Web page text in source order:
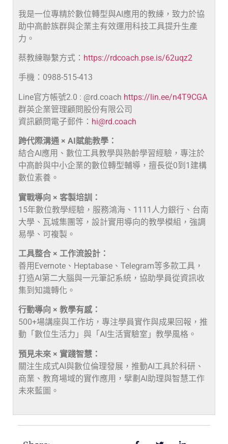
我是一位專精於數位轉型與AI應用的教練，致力於協
助中高齡族群與企業主有效運用科技工具提升生產
力。
蔡教練聯繫方式： https://rdcoach.pse.is/62uqz2
手機：0988-515-413
Line官方帳號2.0 : @rd.coach https://lin.ee/n4T9CGA
群英企業管理顧問股份有限公司
資訊顧問電子郵件： hi@rd.coach
跨代際溝通 × AI賦能教學：
結合AI應用、數位工具教學與熟齡學習經驗，專注於
中高齡與中小企業的數位轉型輔導，擅長從0到1建構
數位素養。
實戰導向 × 客製培訓：
15年數位教學經驗，服務鴻海、1111人力銀行、台南
大學、瓦城集團等，設計實用導向的教學模組，強調
易學、可複製。
工具整合 × 工作流設計：
善用Evernote、Heptabase、Telegram等多款工具，
打造AI第二大腦與一元筆記系統，協助學員從資訊收
集到知識轉化。
行動導向 × 教學有感：
500+場講座與工作坊，專注學員實作與成果回報，推
動「數位生活力」與「AI生活實驗室」教學風格。
預見未來 × 實踐智慧：
關注生成式AI與數位倫理發展，推動AI工具於科研、
商業、教育場域的實作應用，擘劃AI助理與智慧工作
未來藍圖。